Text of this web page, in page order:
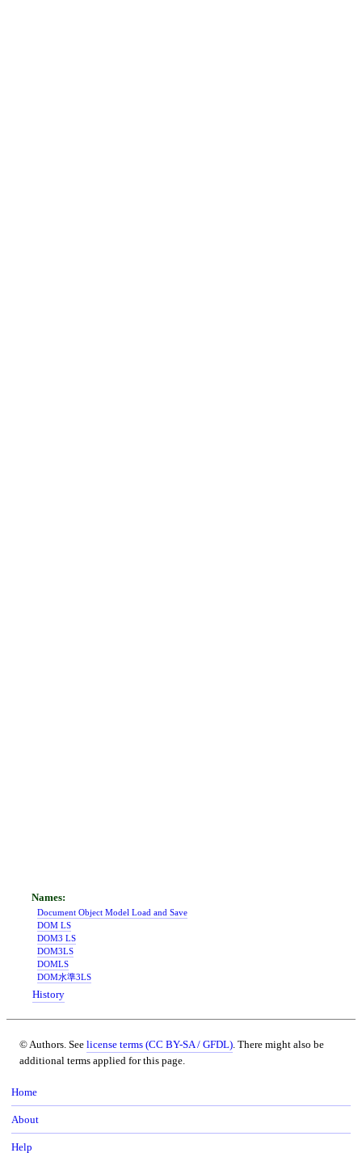
Document Object Model Load and Save
DOM LS
DOM3 LS
DOM3LS
DOMLS
DOM水準3LS
History
© Authors. See license terms (CC BY-SA / GFDL). There might also be
additional terms applied for this page.
Home
About
Help